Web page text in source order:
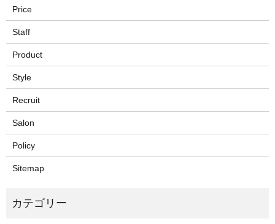
Price
Staff
Product
Style
Recruit
Salon
Policy
Sitemap